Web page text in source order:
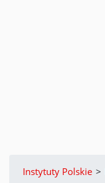
Instytuty Polskie >